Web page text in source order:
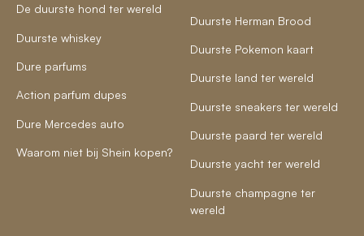
De duurste hond ter wereld
Duurste whiskey
Dure parfums
Action parfum dupes
Dure Mercedes auto
Waarom niet bij Shein kopen?
Duurste Herman Brood
Duurste Pokemon kaart
Duurste land ter wereld
Duurste sneakers ter wereld
Duurste paard ter wereld
Duurste yacht ter wereld
Duurste champagne ter
wereld